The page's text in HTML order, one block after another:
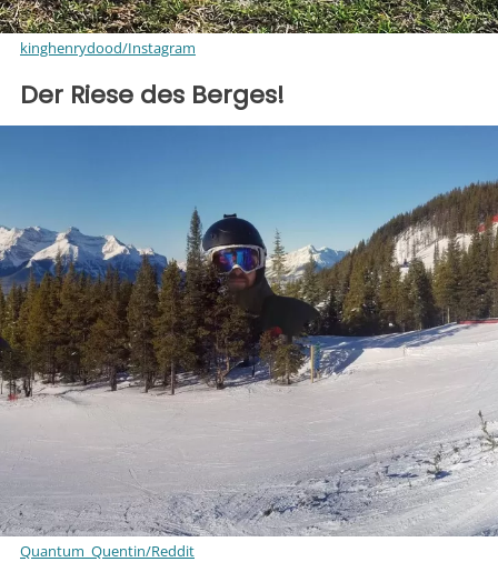
kinghenrydood/Instagram
Der Riese des Berges!
Quantum_Quentin/Reddit